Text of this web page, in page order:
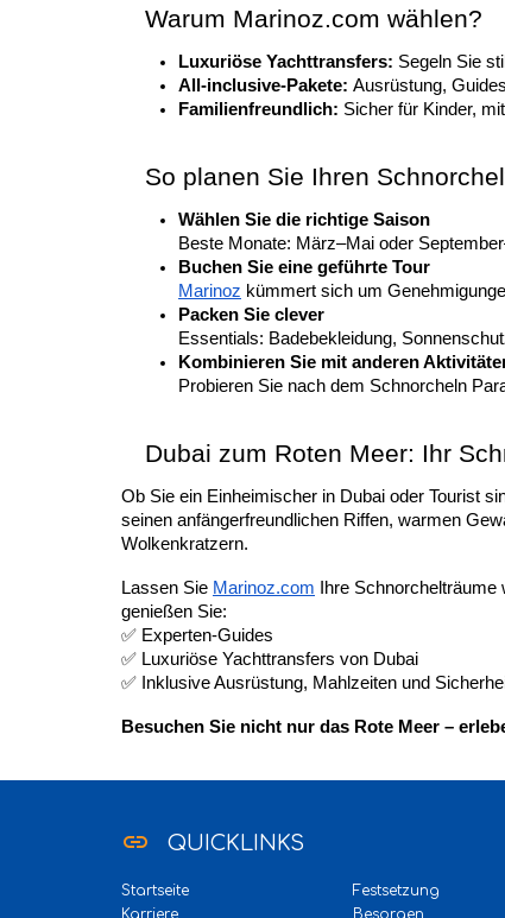
Warum Marinoz.com wählen?
Luxuriöse Yachttransfers: Segeln Sie
All-inclusive-Pakete: Ausrüstung,
Familienfreundlich: Sicher für Kinder,
So planen Sie Ihren
Wählen Sie die richtige Saison
Beste Monate: März–Mai oder
Buchen Sie eine geführte Tour
Marinoz kümmert sich um
Packen Sie clever
Essentials: Badebekleidung,
Kombinieren Sie mit anderen
Probieren Sie nach dem Schnorcheln
Dubai zum Roten Meer: Ihr
Ob Sie ein Einheimischer in Dubai oder Tourist
seinen anfängerfreundlichen Riffen, warmen
Wolkenkratzern.
Lassen Sie Marinoz.com Ihre
genießen Sie:
✅ Experten-Guides
✅ Luxuriöse Yachttransfers von Dubai
✅ Inklusive Ausrüstung, Mahlzeiten und
Besuchen Sie nicht nur das Rote Meer –
link QUICKLINKS
Startseite
Festsetzung